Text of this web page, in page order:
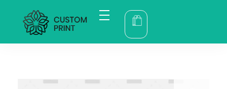
bogoskull.com